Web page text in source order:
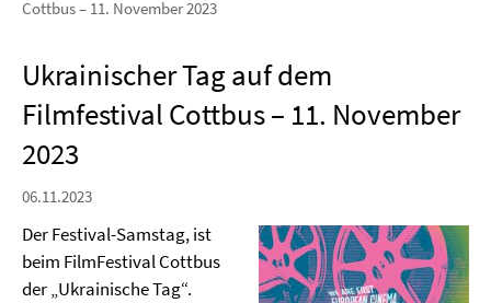
Cottbus – 11. November 2023
Ukrainischer Tag auf dem
Filmfestival Cottbus – 11. November
2023
06.11.2023
Der Festival-Samstag, ist
beim FilmFestival Cottbus
der „Ukrainische Tag“.